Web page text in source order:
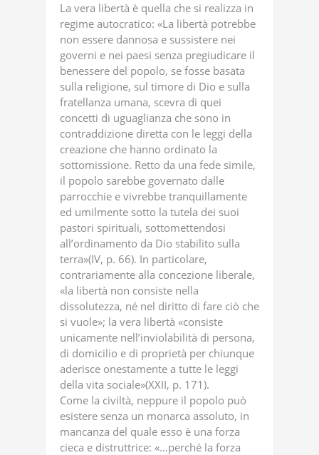
La vera libertà è quella che si realizza in
regime autocratico: «La libertà potrebbe
non essere dannosa e sussistere nei
governi e nei paesi senza pregiudicare il
benessere del popolo, se fosse basata
sulla religione, sul timore di Dio e sulla
fratellanza umana, scevra di quei
concetti di uguaglianza che sono in
contraddizione diretta con le leggi della
creazione che hanno ordinato la
sottomissione. Retto da una fede simile,
il popolo sarebbe governato dalle
parrocchie e vivrebbe tranquillamente
ed umilmente sotto la tutela dei suoi
pastori spirituali, sottomettendosi
all’ordinamento da Dio stabilito sulla
terra»(IV, p. 66). In particolare,
contrariamente alla concezione liberale,
«la libertà non consiste nella
dissolutezza, né nel diritto di fare ciò che
si vuole»; la vera libertà «consiste
unicamente nell’inviolabilità di persona,
di domicilio e di proprietà per chiunque
aderisce onestamente a tutte le leggi
della vita sociale»(XXII, p. 171).
Come la civiltà, neppure il popolo può
esistere senza un monarca assoluto, in
mancanza del quale esso è una forza
cieca e distruttrice: «…perché la forza